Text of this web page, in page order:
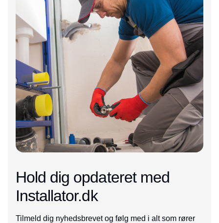
Hold dig opdateret med
Installator.dk
Tilmeld dig nyhedsbrevet og følg med i alt som rører